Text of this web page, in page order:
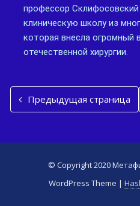
профессор
клиническую школу из
которая внесла огромный
отечественной хирургии.
Предыдущая страница
© Copyright 2020
WordPress Theme |